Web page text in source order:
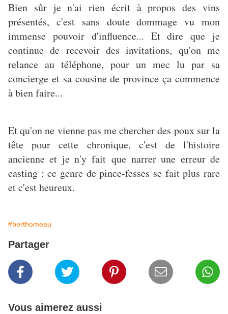
Bien sûr je n'ai rien écrit à propos des vins
présentés, c'est sans doute dommage vu mon
immense pouvoir d'influence... Et dire que je
continue de recevoir des invitations, qu'on me
relance au téléphone, pour un mec lu par sa
concierge et sa cousine de province ça commence
à bien faire...
Et qu'on ne vienne pas me chercher des poux sur la
tête pour cette chronique, c'est de l'histoire
ancienne et je n'y fait que narrer une erreur de
casting : ce genre de pince-fesses se fait plus rare
et c'est heureux.
#berthomeau
Partager
Vous aimerez aussi